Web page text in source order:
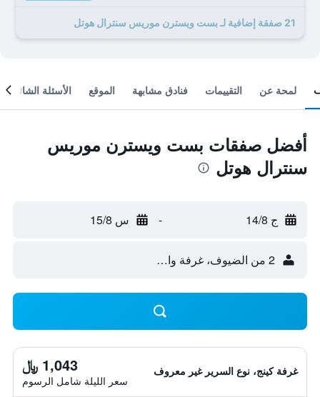
21 صفقة إضافية لـ بست ويسترن موريس سنترال هوتل
لمحة عن التقييمات فنادق مشابهة الموقع الأسئلة الشائعة
أفضل صفقات بست ويسترن موريس
سنترال هوتل
ج 14/8 - س 15/8
2 من الضيوف، غرفة واحدة
غرفة كينج، نوع السرير غير معروف 1,043 ﷼
سعر الليلة شامل الرسوم